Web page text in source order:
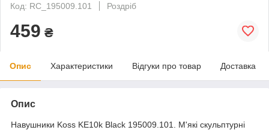
Код: RC_195009.101
Роздріб
459 ₴
Опис Характеристики Відгуки про товар Доставка
Опис
Навушники Koss KE10k Black 195009.101. М'які скульптурні